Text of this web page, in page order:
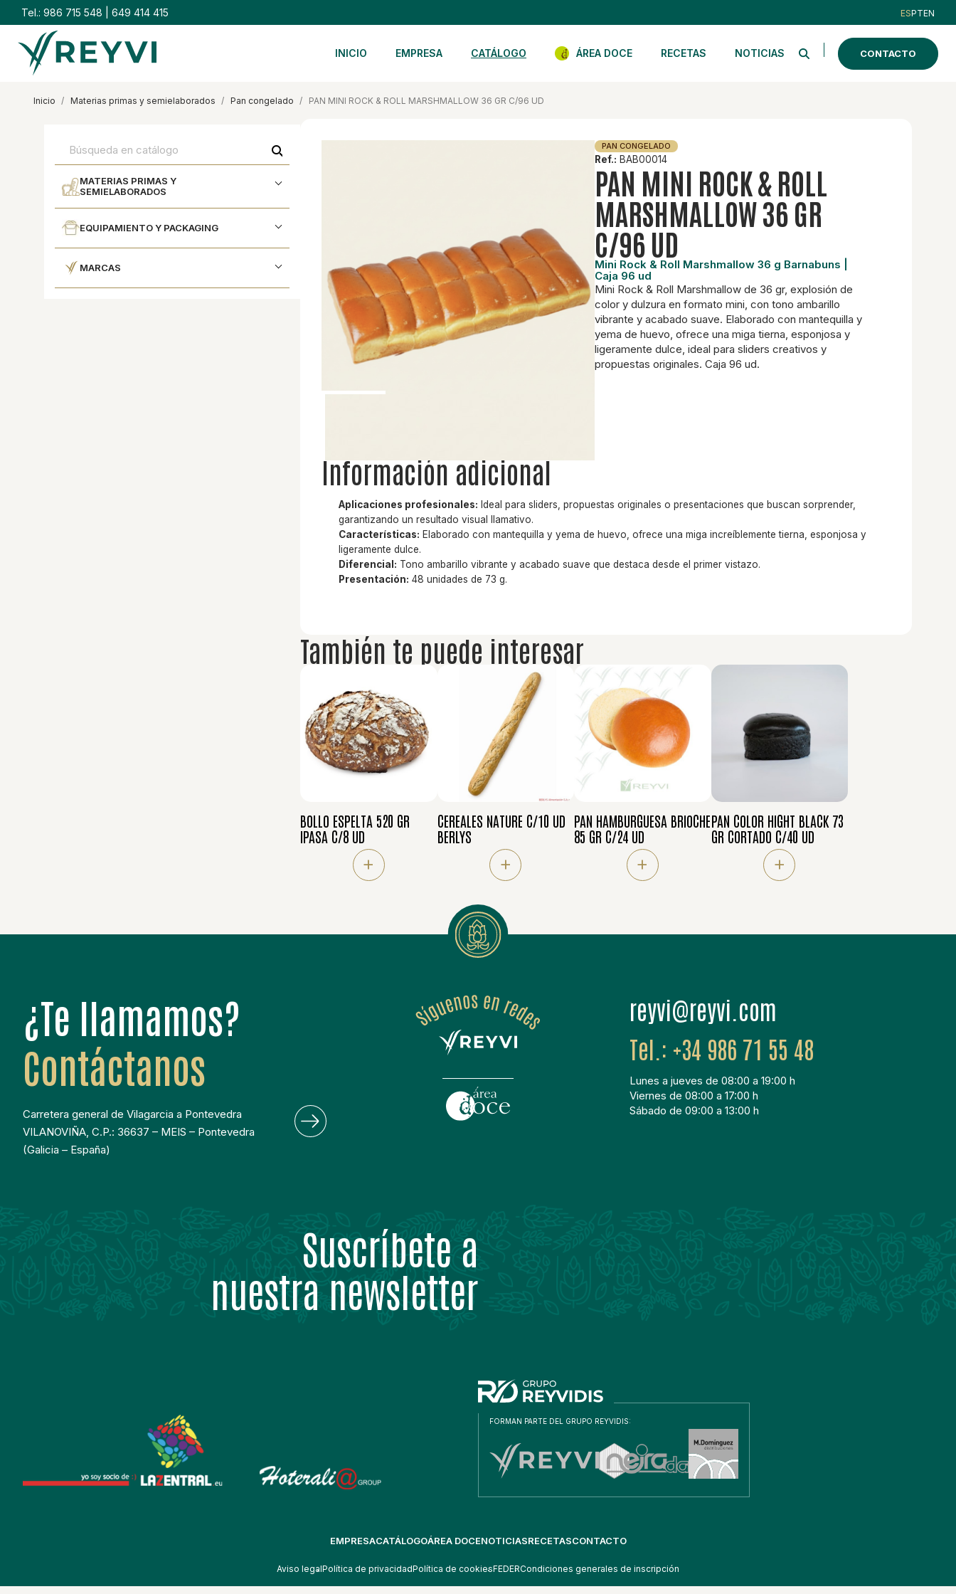
Tel.: 986 715 548 649 414 415 ESPTEN
INICIO EMPRESA CATÁLOGO ÁREA DOCE RECETAS NOTICIAS CONTACTO
inicio materias primas y semielaborados pan congelado PAN MINI ROCK & ROLL MARSHMALLOW 36 GR C/96 UD
search
MATERIAS PRIMAS Y
SEMIELABORADOS
EQUIPAMIENTO Y PACKAGING
MARCAS
PAN CONGELADO
Ref.: BAB00014
PAN MINI ROCK & ROLL
MARSHMALLOW 36 GR
C/96 UD
Mini Rock & Roll Marshmallow 36 g Barnabuns |
Caja 96 ud
Mini Rock & Roll Marshmallow de 36 gr, explosión de
color y dulzura en formato mini, con tono ambarillo
vibrante y acabado suave. Elaborado con mantequilla y
yema de huevo, ofrece una miga tierna, esponjosa y
ligeramente dulce, ideal para sliders creativos y
propuestas originales. Caja 96 ud.
Información adicional
Aplicaciones profesionales: Ideal para sliders, propuestas originales o presentaciones que buscan sorprender,
garantizando un resultado visual llamativo.
Características: Elaborado con mantequilla y yema de huevo, ofrece una miga increíblemente tierna, esponjosa y
ligeramente dulce.
Diferencial: Tono ambarillo vibrante y acabado suave que destaca desde el primer vistazo.
Presentación: 48 unidades de 73 g.
También te puede interesar
BOLLO ESPELTA 520 GR
IPASA C/8 UD
+
CEREALES NATURE C/10 UD
BERLYS
+
PAN HAMBURGUESA BRIOCHE
85 GR C/24 UD
+
PAN COLOR HIGHT BLACK 73
GR CORTADO C/40 UD
+
¿Te llamamos?
Contáctanos
Carretera general de Vilagarcia a Pontevedra
VILANOVIÑA, C.P.: 36637 – MEIS – Pontevedra
(Galicia – España)
moc.ivyer@ivyer
+34 986 71 55 48
Lunes a jueves de 08:00 a 19:00 h
Viernes de 08:00 a 17:00 h
Sábado de 09:00 a 13:00 h
Suscríbete a
nuestra newsletter
FORMAN PARTE DEL GRUPO REYVIDIS:
EMPRESACATÁLOGOÁREA DOCENOTICIASRECETASCONTACTO
Aviso legalPolítica de privacidadPolítica de cookiesFEDERCondiciones generales de inscripción